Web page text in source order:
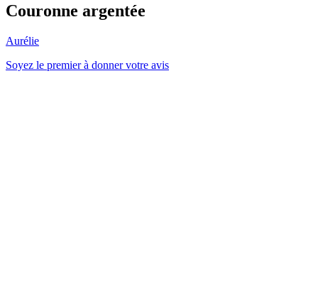
Couronne argentée
Aurélie
Soyez le premier à donner votre avis